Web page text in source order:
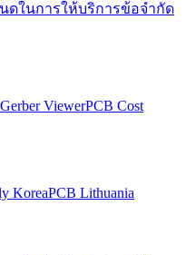
ดในการให้บริการข้อจำกัด
Gerber ViewerPCB Cost
KoreaPCB Lithuania